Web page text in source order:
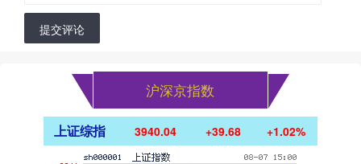
提交评论
沪深京指数
上证综指 3940.04 +39.68 +1.02%